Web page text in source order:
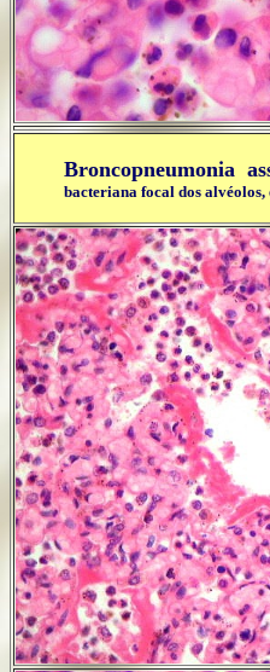
Broncopneumonia
bacteriana focal dos alvéolos,